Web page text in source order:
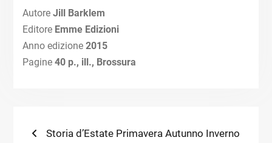
AutoreJill Barklem
Editore Emme Edizioni
Anno edizione 2015
Pagine 40 p., ill., Brossura
Navigazione
Previous
Storia d’Estate Primavera Autunno Inverno